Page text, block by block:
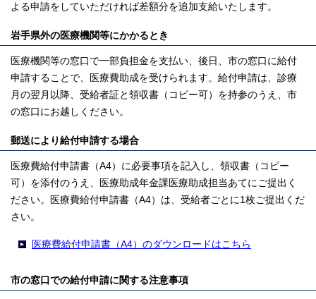
よる申請をしていただければ差額分を追加支給いたします。
岩手県外の医療機関等にかかるとき
医療機関等の窓口で一部負担金を支払い、後日、市の窓口に給付
申請することで、医療費助成を受けられます。給付申請は、診療
月の翌月以降、受給者証と領収書（コピー可）を持参のうえ、市
の窓口にお越しください。
郵送により給付申請する場合
医療費給付申請書（A4）に必要事項を記入し、領収書（コピー
可）を添付のうえ、医療助成年金課医療助成担当あてにご提出く
ださい。医療費給付申請書（A4）は、受給者ごとに1枚ご提出くだ
さい。
医療費給付申請書（A4）のダウンロードはこちら
市の窓口での給付申請に関する注意事項